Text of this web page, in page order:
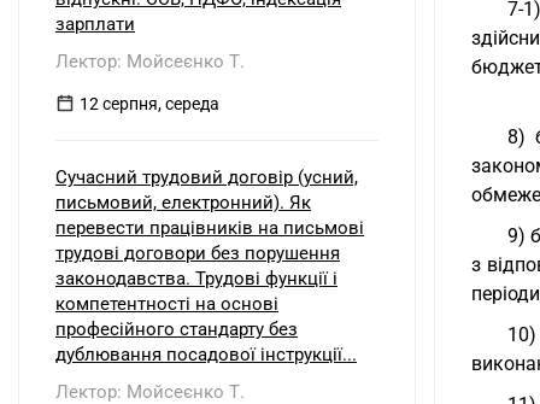
7-
8)
9)
з
зарплати
Лектор: Мойсеєнко Т.
12 серпня, середа
Сучасний трудовий договір (усний,
письмовий, електронний). Як
перевести працівників на письмові
трудові договори без порушення
законодавства. Трудові функції і
компетентності на основі
професійного стандарту без
дублювання посадової інструкції...
Лектор: Мойсеєнко Т.